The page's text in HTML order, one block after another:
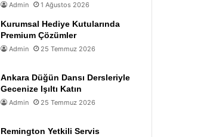
Admin 1 Ağustos 2026
Kurumsal Hediye Kutularında
Premium Çözümler
Admin 25 Temmuz 2026
Ankara Düğün Dansı Dersleriyle
Gecenize Işıltı Katın
Admin 25 Temmuz 2026
Remington Yetkili Servis